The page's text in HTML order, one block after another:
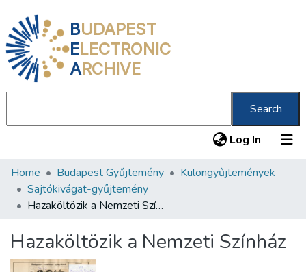
BUDAPEST
ELECTRONIC
ARCHIVE
Search
Log In (current)
Communities & Collections
All of DSpace
About us
Home Budapest Gyűjtemény
Különgyűjtemények
Sajtókivágat-gyűjtemény
Hazaköltözik a Nemzeti Színház
Hazaköltözik a Nemzeti Színház